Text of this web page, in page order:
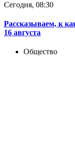
Сегодня, 08:30
Рассказываем, к
16 августа
Общество